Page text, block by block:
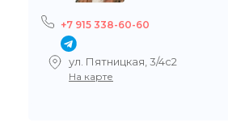
+7 915 338-60-60
ул. Пятницкая, 3/4с2
На карте